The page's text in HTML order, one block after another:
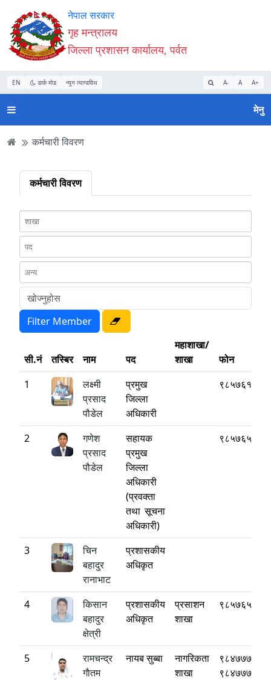
Accessibility
Mode
सुरु
गर्नुहोस्
सामाग्री
पढ्नुहाेस्
नेभिगेसन
पढ्नुहाेस्
वेबसाइट
खोजमा
जानुहोस्
नेपाल सरकार
गृह मन्त्रालय
जिल्ला प्रशासन कार्यालय, पर्वत
EN डार्क मोड न्यून व्यान्डविथ A- A A+
मेनु
कर्मचारी विवरण
कर्मचारी विवरण
सी.नं तस्बिर नाम पद
महाशाखा/
शाखा
फोन
1
लक्ष्मी
प्रसाद
पौडेल
प्रमुख
जिल्ला
अधिकारी
2
गणेश
प्रसाद
पौडेल
सहायक
प्रमुख
जिल्ला
अधिकारी
(प्रवक्ता
तथा सूचना
अधिकारी)
3
चिन
बहादुर
रानाभाट
प्रशासकीय
अधिकृत
4
किसान
बहादुर
क्षेत्री
प्रशासकीय
अधिकृत
प्रसाशन
शाखा
5
रामचन्द्र
गाैतम
नायब सुब्बा
नागरिकता
शाखा